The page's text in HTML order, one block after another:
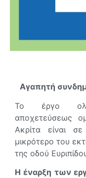
Αγαπητή
Το έργο
αποχετεύσεως
Ακρίτα είναι
μικρότερο του
της οδού
Η έναρξη των